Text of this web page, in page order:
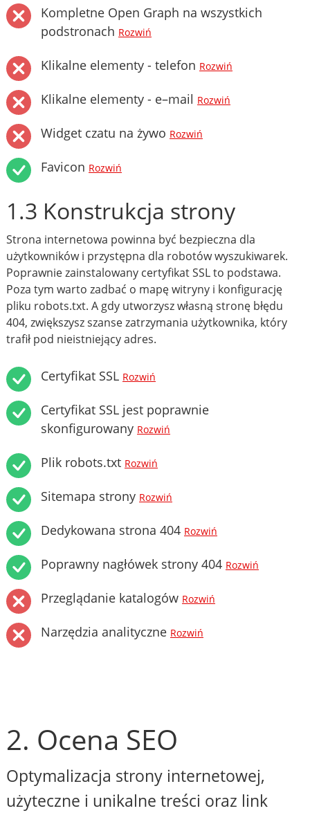
Kompletne Open Graph na wszystkich
podstronach Rozwiń
Klikalne elementy - telefon Rozwiń
Klikalne elementy - e–mail Rozwiń
Widget czatu na żywo Rozwiń
Favicon Rozwiń
1.3 Konstrukcja strony
Strona internetowa powinna być bezpieczna dla
użytkowników i przystępna dla robotów wyszukiwarek.
Poprawnie zainstalowany certyfikat SSL to podstawa.
Poza tym warto zadbać o mapę witryny i konfigurację
pliku robots.txt. A gdy utworzysz własną stronę błędu
404, zwiększysz szanse zatrzymania użytkownika, który
trafił pod nieistniejący adres.
Certyfikat SSL Rozwiń
Certyfikat SSL jest poprawnie
skonfigurowany Rozwiń
Plik robots.txt Rozwiń
Sitemapa strony Rozwiń
Dedykowana strona 404 Rozwiń
Poprawny nagłówek strony 404 Rozwiń
Przeglądanie katalogów Rozwiń
Narzędzia analityczne Rozwiń
2. Ocena SEO
Optymalizacja strony internetowej,
użyteczne i unikalne treści oraz link